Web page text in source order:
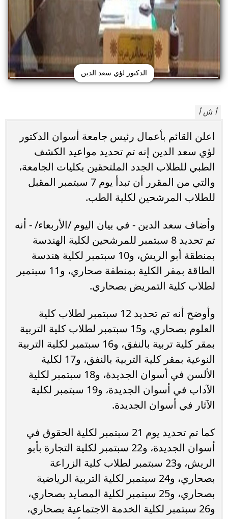
الدكتور لؤي سعد الدين
أ ش أ
اعلن القائم بأعمال رئيس جامعة أسوان الدكتور
لؤي سعد الدين إنه تم تحديد مواعيد الكشف
الطبي للطلاب الجدد الملتحقين بكليات الجامعة،
والتي من المقرر أن تبدأ يوم 7 سبتمبر المقبل
للطلاب المرشحين لكلية الطب.
وأضاف سعد الدين - في بيان اليوم /الأربعاء/ - أنه
تم تحديد 8 سبتمبر للمرشحين لكلية الهندسة
بمنطقة أبو الريش، و10 سبتمبر لكلية هندسة
الطاقة بمقر الكلية بمنطقة صحاري، و11 سبتمبر
لطلاب كلية التمريض بصحاري.
وأوضح أنه تم تحديد 12 سبتمبر لطلاب كلية
العلوم بصحاري، و15 سبتمبر لطلاب كلية التربية
بمقر كلية تربية بالنفق، و16 سبتمبر لكلية التربية
النوعية بمقر كلية التربية بالنفق، و17 لكلية
الألسن في أسوان الجديدة، و18 سبتمبر لكلية
الآداب في أسوان الجديدة، و19 سبتمبر لكلية
الآثار في أسوان الجديدة.
كما تم تحديد يوم 21 سبتمبر لكلية الحقوق في
أسوان الجديدة، و22 سبتمبر لكلية التجارة بأبو
الريش، و23 سبتمبر لطلاب كلية الزراعة
بصحاري، و24 سبتمبر لكلية التربية الرياضية
بصحاري، و25 سبتمبر لكلية المصايد بصحاري،
و26 سبتمبر لكلية الخدمة الاجتماعية بصحاري،